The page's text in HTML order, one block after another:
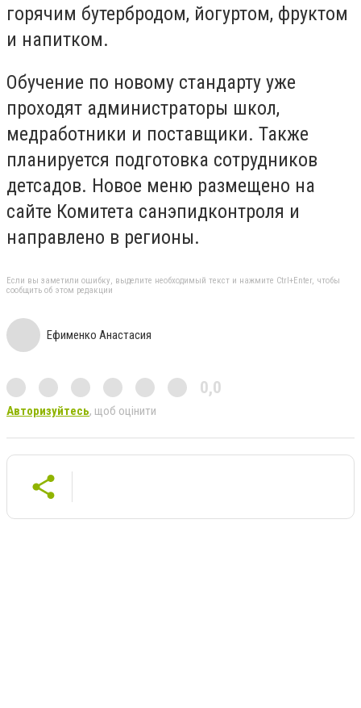
горячим бутербродом, йогуртом, фруктом
и напитком.
Обучение по новому стандарту уже
проходят администраторы школ,
медработники и поставщики. Также
планируется подготовка сотрудников
детсадов. Новое меню размещено на
сайте Комитета санэпидконтроля и
направлено в регионы.
Если вы заметили ошибку, выделите необходимый текст и нажмите Ctrl+Enter, чтобы
сообщить об этом редакции
Ефименко Анастасия
0,0
Авторизуйтесь, щоб оцінити